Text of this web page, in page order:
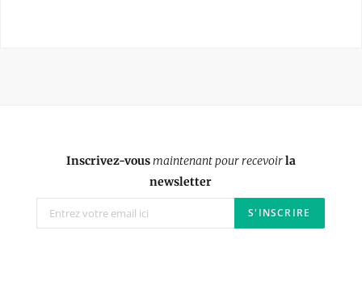
Inscrivez-vousmaintenant pour recevoirla
newsletter